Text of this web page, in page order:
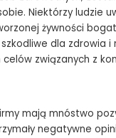
Niektórzy ludzie
żywności
dla zdrowia i
celów związanych z
mają mnóstwo
negatywne